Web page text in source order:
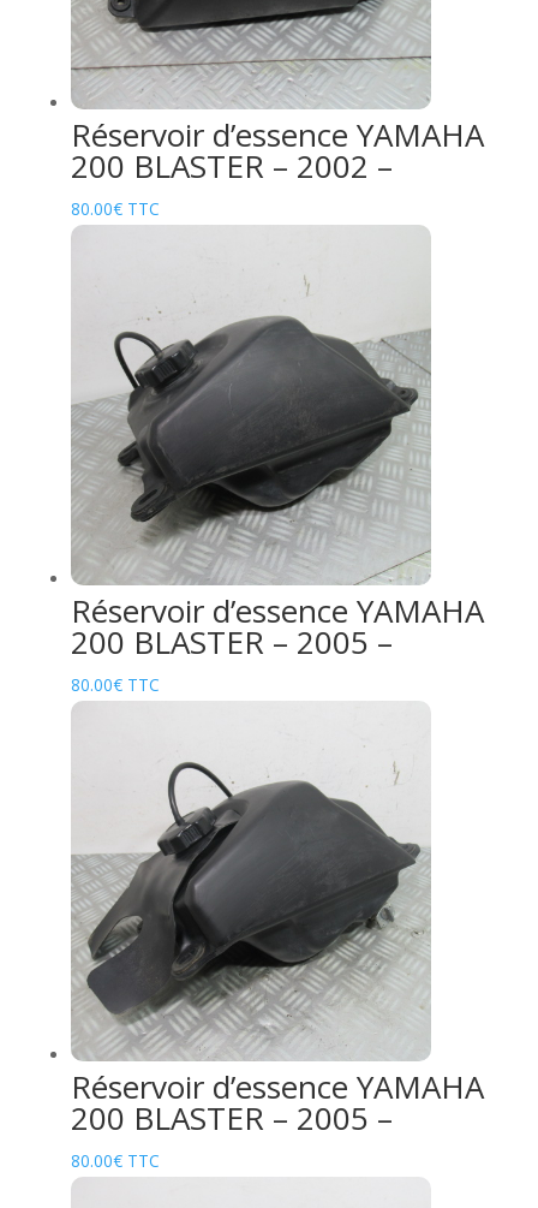
Réservoir d’essence YAMAHA
200 BLASTER – 2002 –
80.00€ TTC
Réservoir d’essence YAMAHA
200 BLASTER – 2005 –
80.00€ TTC
Réservoir d’essence YAMAHA
200 BLASTER – 2005 –
80.00€ TTC